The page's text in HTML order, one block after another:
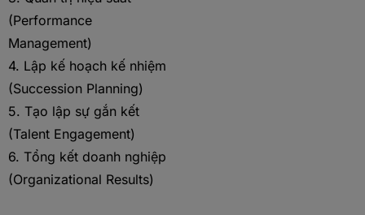
(Performance
Management)
4. Lập kế hoạch kế nhiệm
(Succession Planning)
5. Tạo lập sự gắn kết
(Talent Engagement)
6. Tổng kết doanh nghiệp
(Organizational Results)